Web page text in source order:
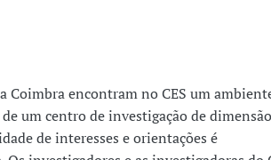
Coimbra encontram no CES um
um centro de investigação de dimensão
de interesses e orientações é